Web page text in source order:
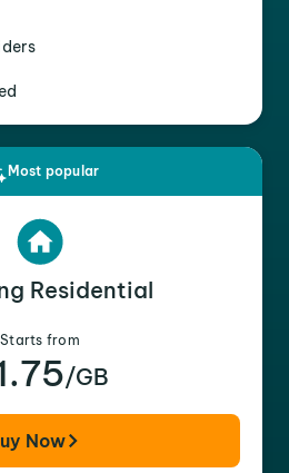
Most popular
Residential
Starts from
/GB
Now